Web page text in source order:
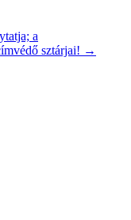
a
sztárjai! →